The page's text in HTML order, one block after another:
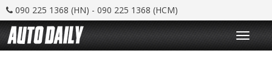
090 225 1368 (HN) - 090 225 1368 (HCM)
T
o
g